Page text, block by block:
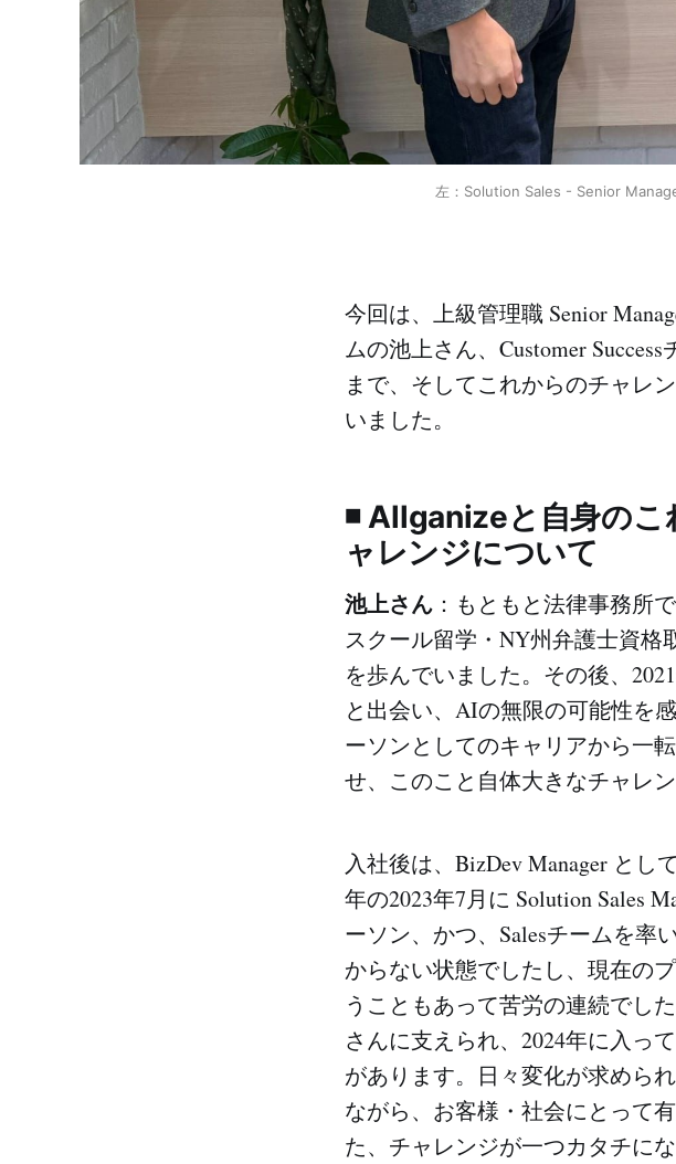
左：Solution Sales - Senior
今回は、上級管理職 Senior
ムの池上さん、Customer
まで、そしてこれからのチャレ
いました。
◾ Allganizeと自身の
ャレンジについて
池上さん ：もともと法律事務所
スクール留学・NY州弁護士資格
を歩んでいました。その後、
と出会い、AIの無限の可能性を
ーソンとしてのキャリアから一
せ、このこと自体大きなチャレン
入社後は、BizDev Manager と
年の2023年7月に Solution Sales
ーソン、かつ、Salesチームを率
からない状態でしたし、現在の
うこともあって苦労の連続でし
さんに支えられ、2024年に入っ
があります。日々変化が求めら
ながら、お客様・社会にとって
た、チャレンジが一つカタチに